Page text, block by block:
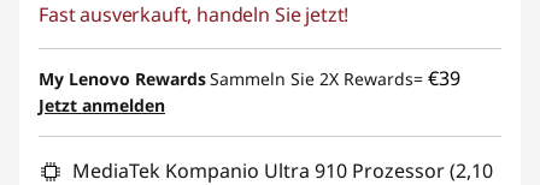
eCoupon-Rabatt :-€ 100,00
eCoupon :BACKTOSCHOOL
Fast ausverkauft, handeln Sie jetzt!
My Lenovo RewardsSammeln Sie 2X Rewards= €39
Jetzt anmelden
MediaTek Kompanio Ultra 910 Prozessor (2,10